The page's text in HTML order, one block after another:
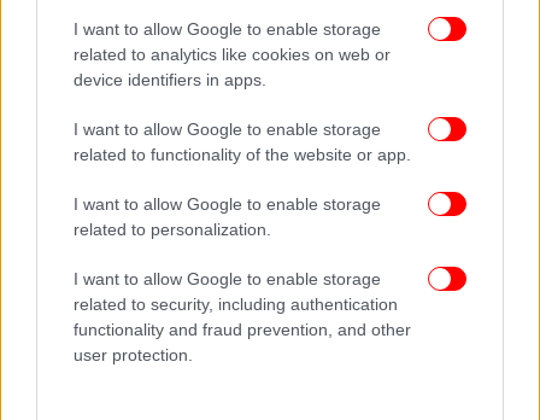
I want to allow Google to enable storage
related to analytics like cookies on web or
device identifiers in apps.
I want to allow Google to enable storage
related to functionality of the website or app.
I want to allow Google to enable storage
related to personalization.
I want to allow Google to enable storage
related to security, including authentication
functionality and fraud prevention, and other
user protection.
Απάντηση Πλεύρη σε ΣΥΡΙΖΑ για το πρόγραμμα
«Φώφη Γεννηματά»: Ο καρκίνος δεν έχει κόμμα,